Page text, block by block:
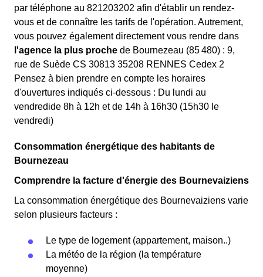
par téléphone au 821203202 afin d'établir un rendez-
vous et de connaître les tarifs de l'opération. Autrement,
vous pouvez également directement vous rendre dans
l'agence la plus proche de Bournezeau (85 480) : 9,
rue de Suède CS 30813 35208 RENNES Cedex 2
Pensez à bien prendre en compte les horaires
d'ouvertures indiqués ci-dessous : Du lundi au
vendredide 8h à 12h et de 14h à 16h30 (15h30 le
vendredi)
Consommation énergétique des habitants de
Bournezeau
Comprendre la facture d'énergie des Bournevaiziens
La consommation énergétique des Bournevaiziens varie
selon plusieurs facteurs :
Le type de logement (appartement, maison..)
La météo de la région (la température
moyenne)